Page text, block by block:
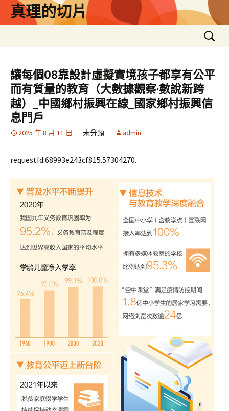
真理的切片
搜
尋
鍵
字:
讓每個08靠設計虛擬實境孩子都享有公平
而有質量的教育（大數據觀察·數說新跨
越）_中國鄉村振興在線_國家鄉村振興信
息門戶
2025 年 8 月 11 日 未分類 admin
requestId:68993e243cf815.57304270.